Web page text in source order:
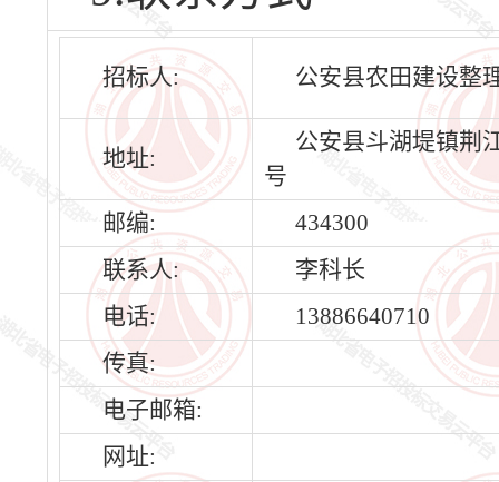
招标人: 公安县农田建设整
地址:
公安县斗湖堤镇荆
号
邮编:
434300
联系人:
李科长
电话:
13886640710
传真:
电子邮箱:
网址: